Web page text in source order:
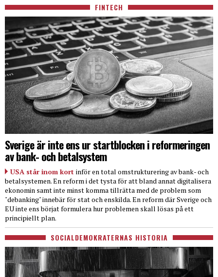
FINTECH
Sverige är inte ens ur startblocken i reformeringen
av bank- och betalsystem
USA står inom kort inför en total omstrukturering av bank- och
betalsystemen. En reform i det tysta för att bland annat digitalisera
ekonomin samt inte minst komma tillrätta med de problem som
"debanking" innebär för stat och enskilda. En reform där Sverige och
EU inte ens börjat formulera hur problemen skall lösas på ett
principiellt plan.
SOCIALDEMOKRATERNAS HISTORIA